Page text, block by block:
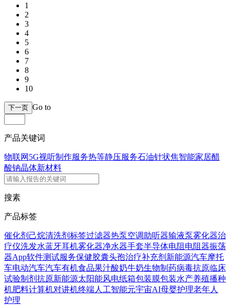
1
2
3
4
5
6
7
8
9
10
下一页 Go to
产品关键词
物联网5G视听制作服务热等静压服务石油针状焦智能家居醋
酸钠晶体新材料
搜素
产品标签
催化剂 己烷清洗剂 标签过滤器热泵空调 助听器输液泵雾化器治
疗仪洗发水蓝牙耳机雾化器净水器手套半导体电阻 电阻器振荡
器App软件测试服务保健胶囊头孢治疗补充剂 新能源汽车摩托
车电动汽车汽车有机食品果汁酸奶牛奶生物制药病毒抗原临床
试验制剂 抗原新能源太阳能风电纸箱包装膜包装水产养殖播种
机肥料计算机对讲机终端人工智能元宇宙AI母婴护理老年人
护理